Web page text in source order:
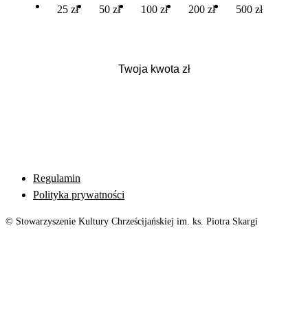
25 zł 50 zł 100 zł 200 zł 500 zł
Regulamin
Polityka prywatności
© Stowarzyszenie Kultury Chrześcijańskiej im. ks. Piotra Skargi